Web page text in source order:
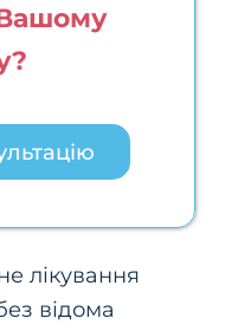
лікування
відома